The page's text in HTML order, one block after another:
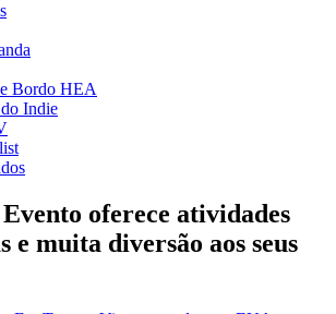
Bordo HEA
Indie
oferece atividades
e muita diversão aos seus